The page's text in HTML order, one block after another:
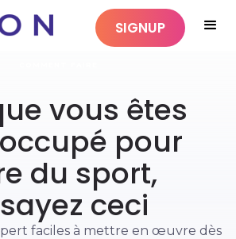
SIGNUP
vous êtes
pour
du sport,
ceci
faciles à mettre en œuvre dès